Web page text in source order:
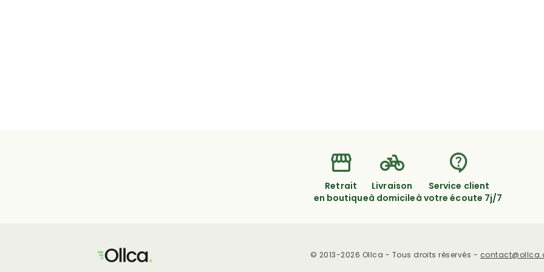
Retrait
en boutique
Livraison
à domicile
Service client
à votre écoute 7j/7
© 2013-2026 Ollca - Tous droits réservés -